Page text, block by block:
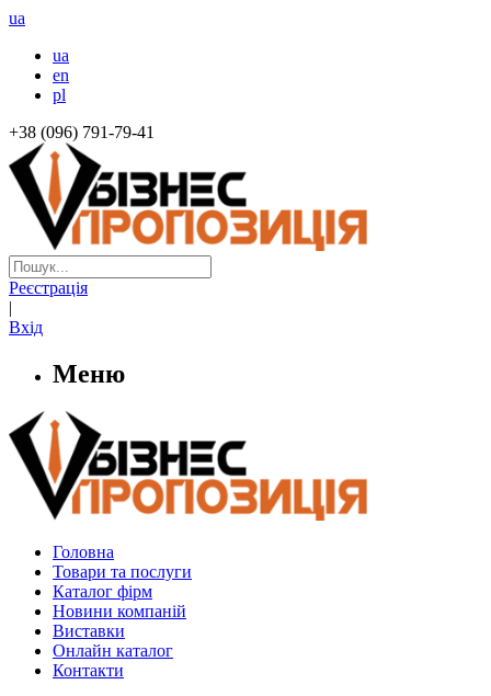
ua
ua
en
pl
+38 (096) 791-79-41
Реєстрація
|
Вхід
Меню
Головна
Товари та послуги
Каталог фірм
Новини компаній
Виставки
Онлайн каталог
Контакти